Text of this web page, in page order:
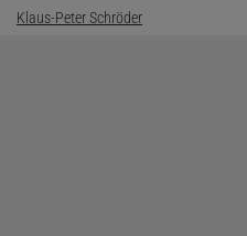
Klaus-Peter Schröder